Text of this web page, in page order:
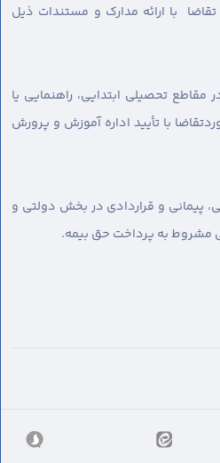
با ارائه مدارک و مستندات ذیل
تحصیلی ابتدایی، راهنمایی یا
با تأیید اداره آموزش و پرورش
پیمانی و قراردادی در بخش دولتی و
به پرداخت حق بیمه.